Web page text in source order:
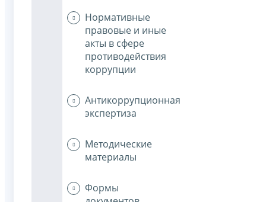
Нормативные
правовые и иные
акты в сфере
противодействия
коррупции
Антикоррупционная
экспертиза
Методические
материалы
Формы